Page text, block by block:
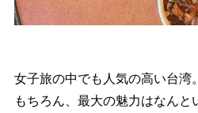
女子旅の中でも人気の高い台湾
もちろん、最大の魅力はなん